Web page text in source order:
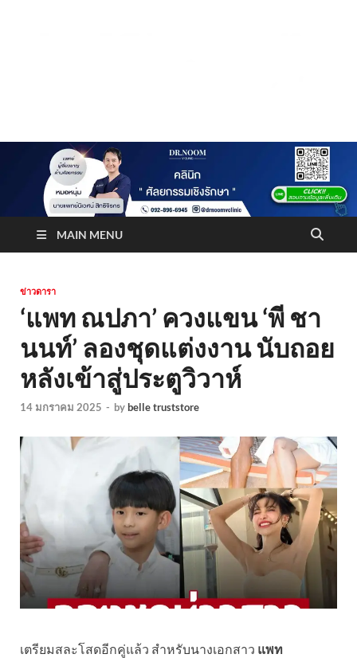
Truststoreonline
MAIN MENU
ข่าวดารา
‘แพท ณปภา’ ควงแขน ‘พี ชา
นนท์’ ลองชุดแต่งงาน นับถอย
หลังเข้าสู่ประตูวิวาห์
14 มกราคม 2025 - bybelle truststore
เตรียมสละโสดอีกคู่แล้ว สำหรับนางเอกสาว แพท